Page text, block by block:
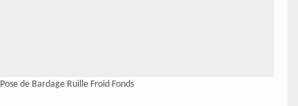
Pose de Bardage Ruille Froid Fonds